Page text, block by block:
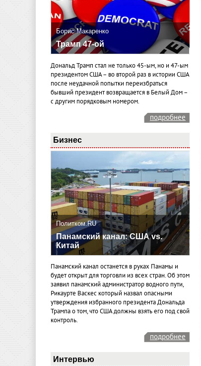
Борис Макаренко
Трамп 47-ой
Дональд Трамп стал не только 45-ым, но и 47-ым
президентом США – во второй раз в истории США
после неудачной попытки переизбраться
бывший президент возвращается в Белый Дом –
с другим порядковым номером.
подробнее
Бизнес
Политком.RU
Панамский канал: США vs.
Китай
Панамский канал останется в руках Панамы и
будет открыт для торговли из всех стран. Об этом
заявил панамский администратор водного пути,
Рикаурте Васкес который назвал опасными
утверждения избранного президента Дональда
Трампа о том, что США должны взять его под свой
контроль.
подробнее
Интервью